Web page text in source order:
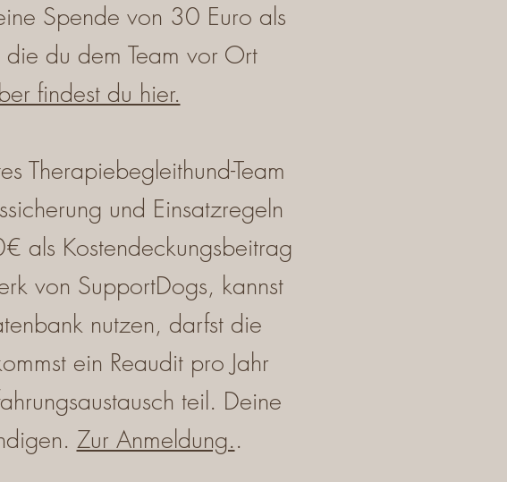
Spende von 30 Euro als
du dem Team vor Ort
findest du hier.
Therapiebegleithund-Team
und Einsatzregeln
als Kostendeckungsbeitrag
von SupportDogs, kannst
nutzen, darfst die
ein Reaudit pro Jahr
teil. Deine
Zur Anmeldung..